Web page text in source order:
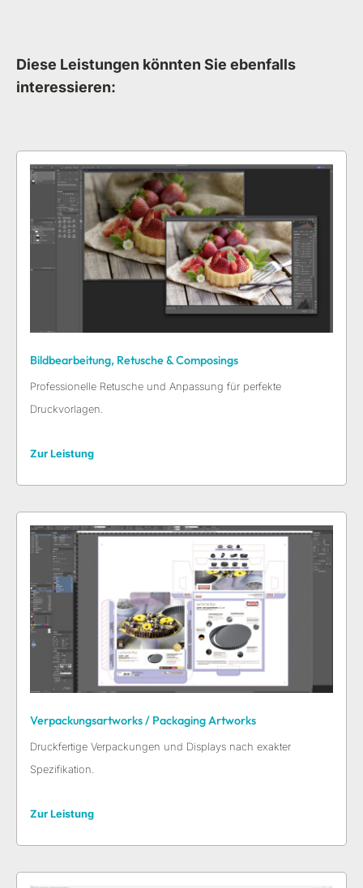
Diese Leistungen könnten Sie ebenfalls
interessieren:
Bildbearbeitung, Retusche & Composings
Professionelle Retusche und Anpassung für perfekte
Druckvorlagen.
Zur Leistung
Verpackungsartworks / Packaging Artworks
Druckfertige Verpackungen und Displays nach exakter
Spezifikation.
Zur Leistung